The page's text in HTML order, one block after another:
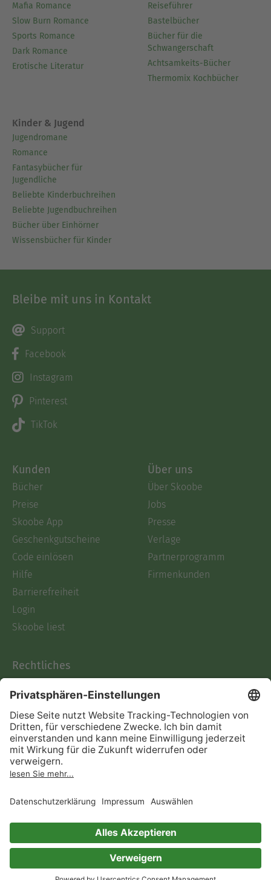
Mafia Romance
Slow Burn Romance
Sports Romance
Dark Romance
Erotische Literatur
Reiseführer
Bastelbücher
Bücher für die
Schwangerschaft
Achtsamkeits-Bücher
Thermomix Kochbücher
Kinder & Jugend
Jugendromane
Romance
Fantasybücher für
Jugendliche
Beliebte Kinderbuchreihen
Beliebte Jugendbuchreihen
Bücher über Einhörner
Wissensbücher für Kinder
Bleibe mit uns in Kontakt
Support
Facebook
Instagram
Pinterest
TikTok
Kunden
Bücher
Preise
Skoobe App
Geschenkgutscheine
Code einlösen
Hilfe
Barrierefreiheit
Login
Skoobe liest
Über uns
Über Skoobe
Jobs
Presse
Verlage
Partnerprogramm
Firmenkunden
Rechtliches
AGB
Informationen nach Data
Act
Verträge hier kündigen
Impressum
Immer ein gutes Buch